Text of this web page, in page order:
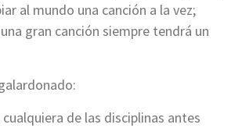
al mundo una canción a la vez;
gran canción siempre tendrá un
de las disciplinas antes